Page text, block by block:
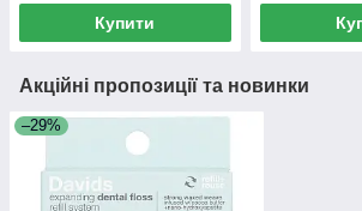
Купити
Акційні пропозиції та новинки
–29%